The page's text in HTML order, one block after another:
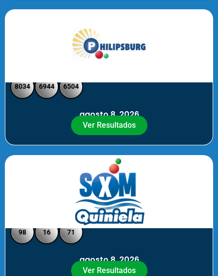
8034 6944 6504
agosto 8, 2026
Ver Resultados
Quiniela SXM - Noche
98 16 71
agosto 8, 2026
Ver Resultados